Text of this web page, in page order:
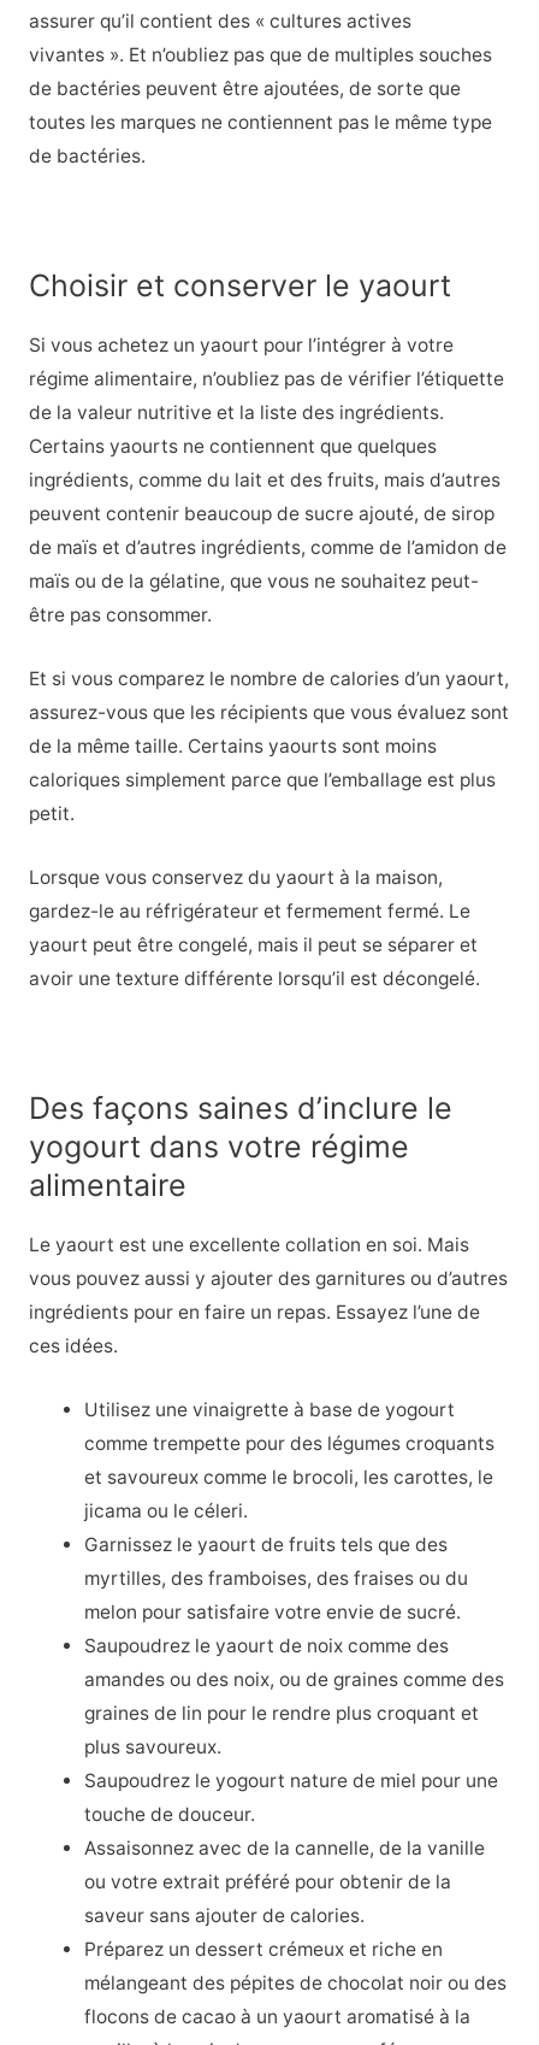
assurer qu’il contient des « cultures actives
vivantes ». Et n’oubliez pas que de multiples souches
de bactéries peuvent être ajoutées, de sorte que
toutes les marques ne contiennent pas le même type
de bactéries.
Choisir et conserver le yaourt
Si vous achetez un yaourt pour l’intégrer à votre
régime alimentaire, n’oubliez pas de vérifier l’étiquette
de la valeur nutritive et la liste des ingrédients.
Certains yaourts ne contiennent que quelques
ingrédients, comme du lait et des fruits, mais d’autres
peuvent contenir beaucoup de sucre ajouté, de sirop
de maïs et d’autres ingrédients, comme de l’amidon de
maïs ou de la gélatine, que vous ne souhaitez peut-
être pas consommer.
Et si vous comparez le nombre de calories d’un yaourt,
assurez-vous que les récipients que vous évaluez sont
de la même taille. Certains yaourts sont moins
caloriques simplement parce que l’emballage est plus
petit.
Lorsque vous conservez du yaourt à la maison,
gardez-le au réfrigérateur et fermement fermé. Le
yaourt peut être congelé, mais il peut se séparer et
avoir une texture différente lorsqu’il est décongelé.
Des façons saines d’inclure le
yogourt dans votre régime
alimentaire
Le yaourt est une excellente collation en soi. Mais
vous pouvez aussi y ajouter des garnitures ou d’autres
ingrédients pour en faire un repas. Essayez l’une de
ces idées.
Utilisez une vinaigrette à base de yogourt
comme trempette pour des légumes croquants
et savoureux comme le brocoli, les carottes, le
jicama ou le céleri.
Garnissez le yaourt de fruits tels que des
myrtilles, des framboises, des fraises ou du
melon pour satisfaire votre envie de sucré.
Saupoudrez le yaourt de noix comme des
amandes ou des noix, ou de graines comme des
graines de lin pour le rendre plus croquant et
plus savoureux.
Saupoudrez le yogourt nature de miel pour une
touche de douceur.
Assaisonnez avec de la cannelle, de la vanille
ou votre extrait préféré pour obtenir de la
saveur sans ajouter de calories.
Préparez un dessert crémeux et riche en
mélangeant des pépites de chocolat noir ou des
flocons de cacao à un yaourt aromatisé à la